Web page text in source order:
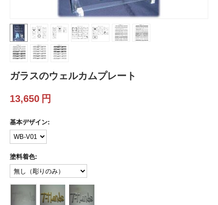
ガラスのウェルカムプレート
13,650 円
基本デザイン:
塗料着色: